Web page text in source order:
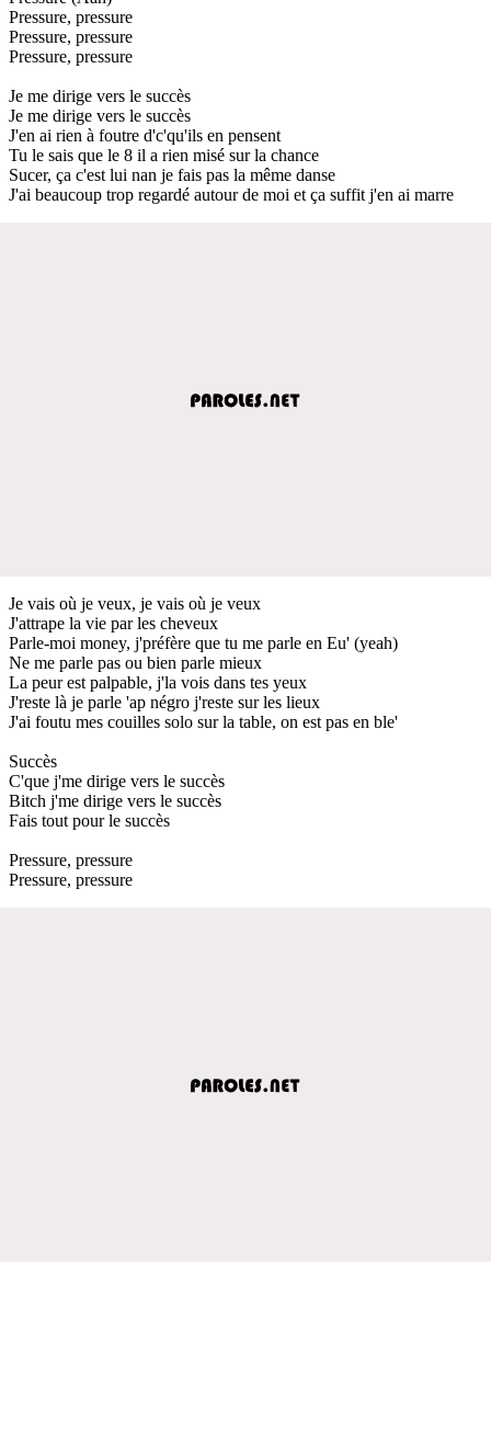
Pressure, pressure
Pressure, pressure
Pressure, pressure
Je me dirige vers le succès
Je me dirige vers le succès
J'en ai rien à foutre d'c'qu'ils en pensent
Tu le sais que le 8 il a rien misé sur la chance
Sucer, ça c'est lui nan je fais pas la même danse
J'ai beaucoup trop regardé autour de moi et ça suffit j'en ai marre
Je vais où je veux, je vais où je veux
J'attrape la vie par les cheveux
Parle-moi money, j'préfère que tu me parle en Eu' (yeah)
Ne me parle pas ou bien parle mieux
La peur est palpable, j'la vois dans tes yeux
J'reste là je parle 'ap négro j'reste sur les lieux
J'ai foutu mes couilles solo sur la table, on est pas en ble'
Succès
C'que j'me dirige vers le succès
Bitch j'me dirige vers le succès
Fais tout pour le succès
Pressure, pressure
Pressure, pressure